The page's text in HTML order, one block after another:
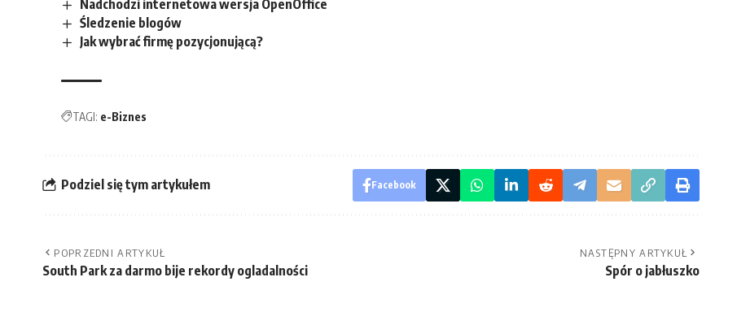
Nadchodzi internetowa wersja OpenOffice
Śledzenie blogów
Jak wybrać firmę pozycjonującą?
TAGI: e-Biznes
Podziel się tym artykułem Facebook
POPRZEDNI ARTYKUŁ
South Park za darmo bije rekordy ogladalności
NASTĘPNY ARTYKUŁ
Spór o jabłuszko